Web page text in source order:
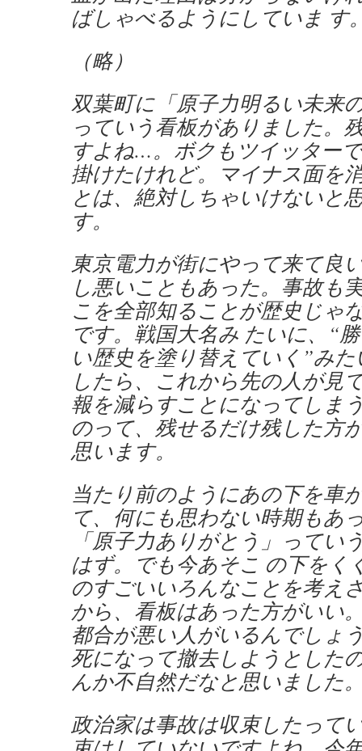
ばしゃべるようにしていま す
（略）
双葉町に「原子力明るい未来
っていう看板がありました。
すよね…。ボクもツイッター
掛けたけれど。マイナス面を
とは、絶対しちゃいけないと
す。
東京電力が街にやって来て良
し悪いこともあった。事故も
こを全部知ることが歴史じゃ
です。戦国大名み たいに、“
い歴史を塗り替えていく”み
したら、これから先の人が見
報を減らすことになってしま
のって、残せるだけ残した方
思います。
当たり前のようにあの下を車
て、何にも思わない時期もあ
「原子力ありがとう」ってい
はず。でも今あそこ の下をく
のすごいいろんなことを考え
から、看板はあった方がいい
都合が悪い人がいるんでしょ
死になって撤去しようとした
んか不自然だなと思いました
政治家は事故は収束したって